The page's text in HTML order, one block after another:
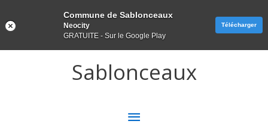
Sablonceaux
MENU
Commune de Sablonceaux
Neocity
GRATUITE - Sur le Google Play
Télécharger